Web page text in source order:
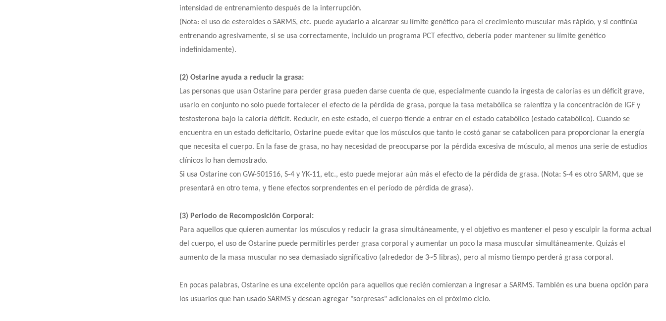
intensidad de entrenamiento después de la interrupción.
(Nota: el uso de esteroides o SARMS, etc. puede ayudarlo a alcanzar su límite genético para el crecimiento muscular más rápido, y si continúa
entrenando agresivamente, si se usa correctamente, incluido un programa PCT efectivo, debería poder mantener su límite genético
indefinidamente).
(2) Ostarine ayuda a reducir la grasa:
Las personas que usan Ostarine para perder grasa pueden darse cuenta de que, especialmente cuando la ingesta de calorías es un déficit grave,
usarlo en conjunto no solo puede fortalecer el efecto de la pérdida de grasa, porque la tasa metabólica se ralentiza y la concentración de IGF y
testosterona bajo la caloría déficit. Reducir, en este estado, el cuerpo tiende a entrar en el estado catabólico (estado catabólico). Cuando se
encuentra en un estado deficitario, Ostarine puede evitar que los músculos que tanto le costó ganar se catabolicen para proporcionar la energía
que necesita el cuerpo. En la fase de grasa, no hay necesidad de preocuparse por la pérdida excesiva de músculo, al menos una serie de estudios
clínicos lo han demostrado.
Si usa Ostarine con GW-501516, S-4 y YK-11, etc., esto puede mejorar aún más el efecto de la pérdida de grasa. (Nota: S-4 es otro SARM, que se
presentará en otro tema, y ​​tiene efectos sorprendentes en el período de pérdida de grasa).
(3) Periodo de Recomposición Corporal:
Para aquellos que quieren aumentar los músculos y reducir la grasa simultáneamente, y el objetivo es mantener el peso y esculpir la forma actual
del cuerpo, el uso de Ostarine puede permitirles perder grasa corporal y aumentar un poco la masa muscular simultáneamente. Quizás el
aumento de la masa muscular no sea demasiado significativo (alrededor de 3~5 libras), pero al mismo tiempo perderá grasa corporal.
En pocas palabras, Ostarine es una excelente opción para aquellos que recién comienzan a ingresar a SARMS. También es una buena opción para
los usuarios que han usado SARMS y desean agregar "sorpresas" adicionales en el próximo ciclo.